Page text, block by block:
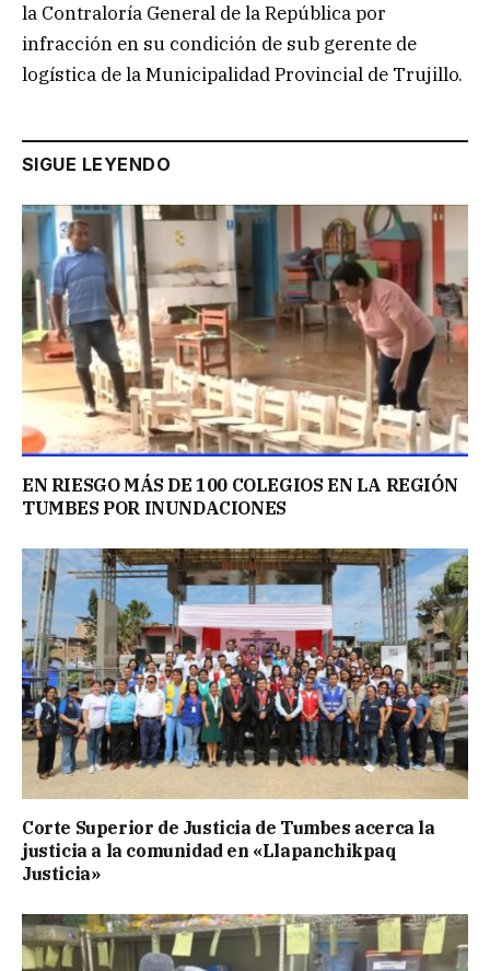
la Contraloría General de la República por
infracción en su condición de sub gerente de
logística de la Municipalidad Provincial de Trujillo.
SIGUE LEYENDO
EN RIESGO MÁS DE 100 COLEGIOS EN LA REGIÓN
TUMBES POR INUNDACIONES
Corte Superior de Justicia de Tumbes acerca la
justicia a la comunidad en «Llapanchikpaq
Justicia»